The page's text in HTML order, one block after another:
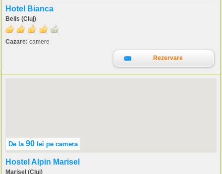
Hotel Bianca
Belis (Cluj)
Cazare: camere
Rezervare
De la 90 lei pe camera
Hostel Alpin Marisel
Marisel (Cluj)